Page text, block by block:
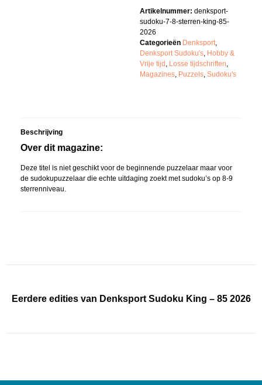
Artikelnummer: denksport-
sudoku-7-8-sterren-king-85-
2026
Categorieën Denksport
Denksport Sudoku's Hobby &
Vrije tijd Losse tijdschriften
Magazines Puzzels Sudoku's
Beschrijving
Over dit magazine:
Deze titel is niet geschikt voor de beginnende puzzelaar maar voor
de sudokupuzzelaar die echte uitdaging zoekt met sudoku’s op 8-9
sterrenniveau.
Eerdere edities van Denksport Sudoku King – 85 2026